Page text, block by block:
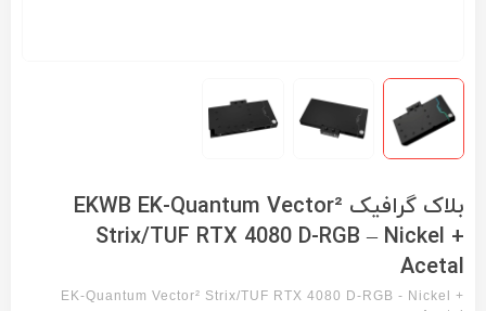
بلاک گرافیک EKWB EK-Quantum Vector²
Strix/TUF RTX 4080 D-RGB – Nickel +
Acetal
EK-Quantum Vector² Strix/TUF RTX 4080 D-RGB - Nickel +